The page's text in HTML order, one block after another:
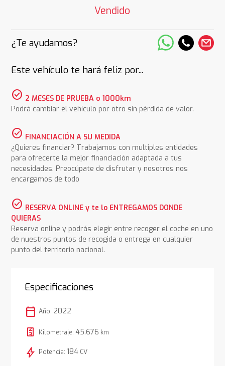
Vendido
¿Te ayudamos?
Este vehículo te hará feliz por...
check_circle 2 MESES DE PRUEBA o 1000km
Podrá cambiar el vehículo por otro sin pérdida de valor.
check_circle FINANCIACIÓN A SU MEDIDA
¿Quieres financiar? Trabajamos con multiples entidades
para ofrecerte la mejor financiación adaptada a tus
necesidades. Preocúpate de disfrutar y nosotros nos
encargamos de todo
check_circle RESERVA ONLINE y te lo ENTREGAMOS DONDE
QUIERAS
Reserva online y podrás elegir entre recoger el coche en uno
de nuestros puntos de recogida o entrega en cualquier
punto del territorio nacional.
Especificaciones
calendar_today Año: 2022
Kilometraje: 45.676 km
bolt Potencia: 184CV